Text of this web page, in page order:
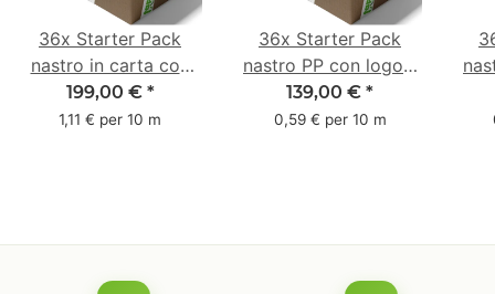
36x Starter Pack
nastro in carta con
logo - 1 colore - 50
mm x 50 m - caucciù
199,00 € *
1,11 € per 10 m
36x Starter Pack
nastro PP con logo -
1 colore - 48 mm x
66 m
139,00 € *
0,59 € per 10 m